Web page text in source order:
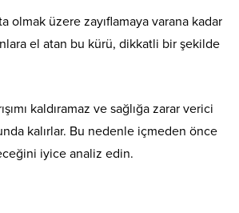
olmak üzere zayıflamaya varana kadar
el atan bu kürü, dikkatli bir şekilde
kaldıramaz ve sağlığa zarar verici
kalırlar. Bu nedenle içmeden önce
iyice analiz edin.